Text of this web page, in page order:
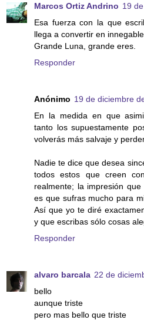
Marcos Ortiz Andrino 19
Esa fuerza con la que
llega a convertir en innegable.
Grande Luna, grande eres.
Responder
Anónimo 19 de diciembre
En la medida en que
tanto los supuestamente
volverás más salvaje y
Nadie te dice que desea
todos estos que creen
realmente; la impresión
es que sufras mucho para
Así que yo te diré
y que escribas sólo cosas
Responder
alvaro barcala 22 de
bello
aunque triste
pero mas bello que triste